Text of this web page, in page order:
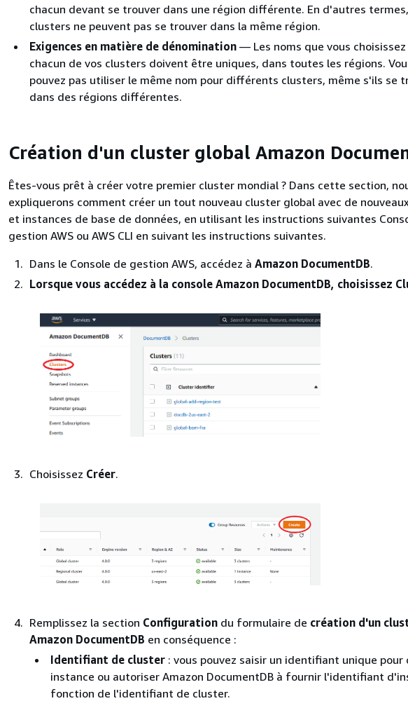
chacun devant se trouver dans une région différente. En d'autres
clusters ne peuvent pas se trouver dans la même région.
Exigences en matière de dénomination — Les noms que vous
chacun de vos clusters doivent être uniques, dans toutes les régions.
pouvez pas utiliser le même nom pour différents clusters, même s'ils se
dans des régions différentes.
Création d'un cluster global Amazon
Êtes-vous prêt à créer votre premier cluster mondial ? Dans cette section,
expliquerons comment créer un tout nouveau cluster global avec de
et instances de base de données, en utilisant les instructions suivantes
gestion AWS ou AWS CLI en suivant les instructions suivantes.
Dans le Console de gestion AWS, accédez à Amazon DocumentDB.
Lorsque vous accédez à la console Amazon DocumentDB, choisissez
Choisissez Créer.
Remplissez la section Configuration du formulaire de création d'un
Amazon DocumentDB en conséquence :
Identifiant de cluster : vous pouvez saisir un identifiant unique pour
instance ou autoriser Amazon DocumentDB à fournir l'identifiant
fonction de l'identifiant de cluster.